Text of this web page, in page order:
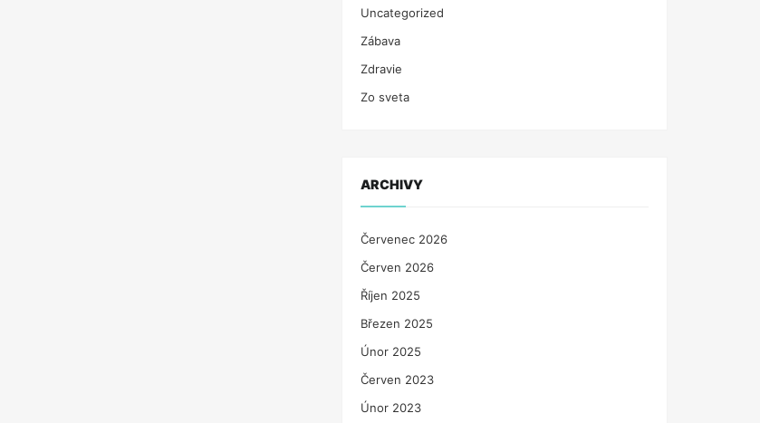
Uncategorized
Zábava
Zdravie
Zo sveta
ARCHIVY
Červenec 2026
Červen 2026
Říjen 2025
Březen 2025
Únor 2025
Červen 2023
Únor 2023